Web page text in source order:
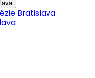
Bratislava